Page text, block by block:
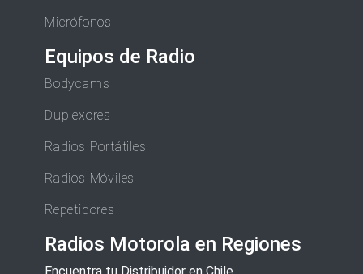
Micrófonos
Equipos de Radio
Bodycams
Duplexores
Radios Portátiles
Radios Móviles
Repetidores
Radios Motorola en Regiones